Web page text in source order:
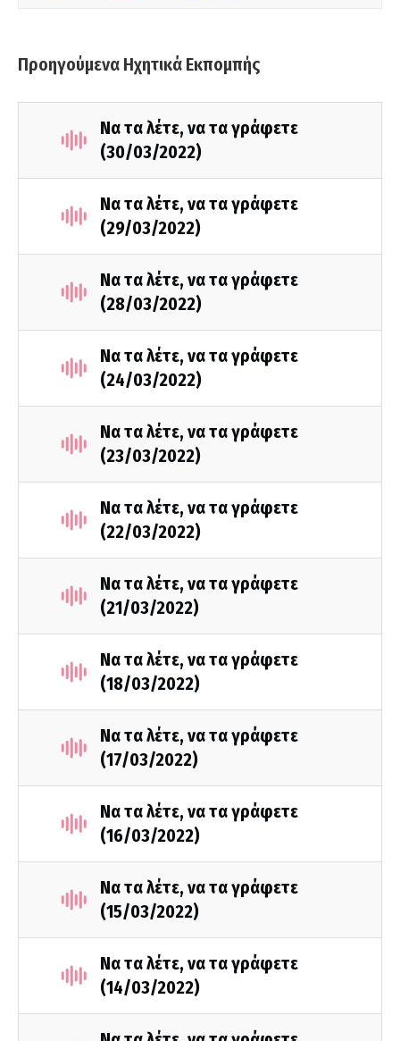
Προηγούμενα Ηχητικά Εκπομπής
Να τα λέτε, να τα γράφετε
(30/03/2022)
Να τα λέτε, να τα γράφετε
(29/03/2022)
Να τα λέτε, να τα γράφετε
(28/03/2022)
Να τα λέτε, να τα γράφετε
(24/03/2022)
Να τα λέτε, να τα γράφετε
(23/03/2022)
Να τα λέτε, να τα γράφετε
(22/03/2022)
Να τα λέτε, να τα γράφετε
(21/03/2022)
Να τα λέτε, να τα γράφετε
(18/03/2022)
Να τα λέτε, να τα γράφετε
(17/03/2022)
Να τα λέτε, να τα γράφετε
(16/03/2022)
Να τα λέτε, να τα γράφετε
(15/03/2022)
Να τα λέτε, να τα γράφετε
(14/03/2022)